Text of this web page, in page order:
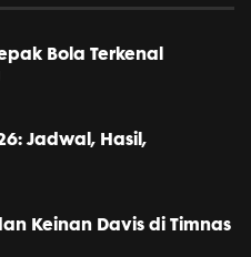
Bola Terkenal
Jadwal, Hasil,
Keinan Davis di Timnas